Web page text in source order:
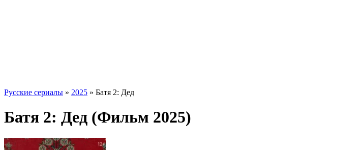
Русские сериалы » 2025 » Батя 2: Дед
Батя 2: Дед (Фильм 2025)